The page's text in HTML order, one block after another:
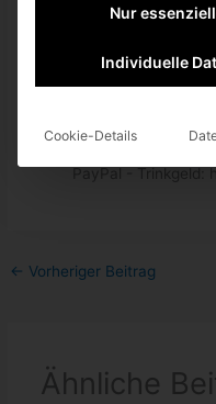
Technik - Nerd,
← Vorheriger Beitrag
Ähnliche
Nur
Individuelle
Cookie-Details